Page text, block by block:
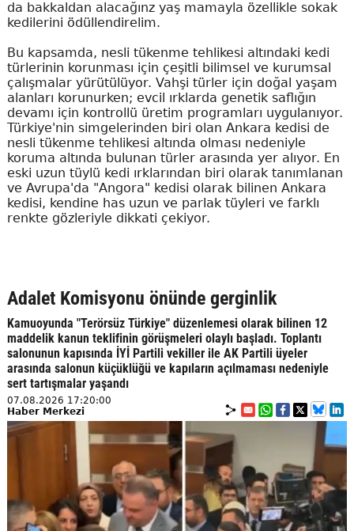
da bakkaldan alacağınz yaş mamayla özellikle sokak
kedilerini ödüllendirelim.
Bu kapsamda, nesli tükenme tehlikesi altındaki kedi
türlerinin korunması için çeşitli bilimsel ve kurumsal
çalışmalar yürütülüyor. Vahşi türler için doğal yaşam
alanları korunurken; evcil ırklarda genetik saflığın
devamı için kontrollü üretim programları uygulanıyor.
Türkiye'nin simgelerinden biri olan Ankara kedisi de
nesli tükenme tehlikesi altında olması nedeniyle
koruma altında bulunan türler arasında yer alıyor. En
eski uzun tüylü kedi ırklarından biri olarak tanımlanan
ve Avrupa'da "Angora" kedisi olarak bilinen Ankara
kedisi, kendine has uzun ve parlak tüyleri ve farklı
renkte gözleriyle dikkati çekiyor.
Adalet Komisyonu önünde gerginlik
Kamuoyunda "Terörsüz Türkiye" düzenlemesi olarak bilinen 12
maddelik kanun teklifinin görüşmeleri olaylı başladı. Toplantı
salonunun kapısında İYİ Partili vekiller ile AK Partili üyeler
arasında salonun küçüklüğü ve kapıların açılmaması nedeniyle
sert tartışmalar yaşandı
07.08.2026 17:20:00
Haber Merkezi